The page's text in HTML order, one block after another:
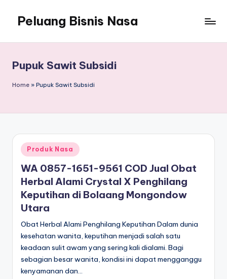
Peluang Bisnis Nasa
Pupuk Sawit Subsidi
Home » Pupuk Sawit Subsidi
Posted
in
Produk Nasa
WA 0857-1651-9561 COD Jual Obat
Herbal Alami Crystal X Penghilang
Keputihan di Bolaang Mongondow
Utara
Obat Herbal Alami Penghilang Keputihan Dalam dunia
kesehatan wanita, keputihan menjadi salah satu
keadaan sulit awam yang sering kali dialami. Bagi
sebagian besar wanita, kondisi ini dapat mengganggu
kenyamanan dan…